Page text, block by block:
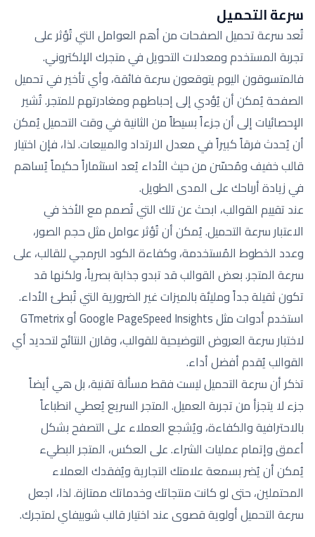
سرعة التحميل
تُعد سرعة تحميل الصفحات من أهم العوامل التي تُؤثر على
تجربة المستخدم ومعدلات التحويل في متجرك الإلكتروني.
فالمتسوقون اليوم يتوقعون سرعة فائقة، وأي تأخير في تحميل
الصفحة يُمكن أن يُؤدي إلى إحباطهم ومغادرتهم للمتجر. تُشير
الإحصائيات إلى أن جزءاً بسيطاً من الثانية في وقت التحميل يُمكن
أن يُحدث فرقاً كبيراً في معدل الارتداد والمبيعات. لذا، فإن اختيار
قالب خفيف ومُحسّن من حيث الأداء يُعد استثماراً حكيماً يُساهم
في زيادة أرباحك على المدى الطويل.
عند تقييم القوالب، ابحث عن تلك التي تُصمم مع الأخذ في
الاعتبار سرعة التحميل. يُمكن أن تُؤثر عوامل مثل حجم الصور،
وعدد الخطوط المُستخدمة، وكفاءة الكود البرمجي للقالب، على
سرعة المتجر. بعض القوالب قد تبدو جذابة بصرياً، ولكنها قد
تكون ثقيلة جداً ومليئة بالميزات غير الضرورية التي تُبطئ الأداء.
استخدم أدوات مثل Google PageSpeed Insights أو GTmetrix
لاختبار سرعة العروض التوضيحية للقوالب، وقارن النتائج لتحديد أي
القوالب يُقدم أفضل أداء.
تذكر أن سرعة التحميل ليست فقط مسألة تقنية، بل هي أيضاً
جزء لا يتجزأ من تجربة العميل. المتجر السريع يُعطي انطباعاً
بالاحترافية والكفاءة، ويُشجع العملاء على التصفح بشكل
أعمق وإتمام عمليات الشراء. على العكس، المتجر البطيء
يُمكن أن يُضر بسمعة علامتك التجارية ويُفقدك العملاء
المحتملين، حتى لو كانت منتجاتك وخدماتك ممتازة. لذا، اجعل
سرعة التحميل أولوية قصوى عند اختيار قالب شوبيفاي لمتجرك.